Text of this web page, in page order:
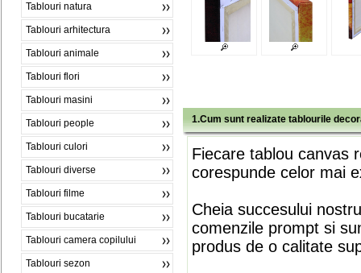
Tablouri natura
Tablouri arhitectura
Tablouri animale
Tablouri flori
Tablouri masini
Tablouri people
Tablouri culori
Tablouri diverse
Tablouri filme
Tablouri bucatarie
Tablouri camera copilului
Tablouri sezon
1.Cum sunt realizate tablourile
Fiecare tablou canvas
corespunde celor mai
Cheia succesului
comenzile prompt si
produs de o calitate